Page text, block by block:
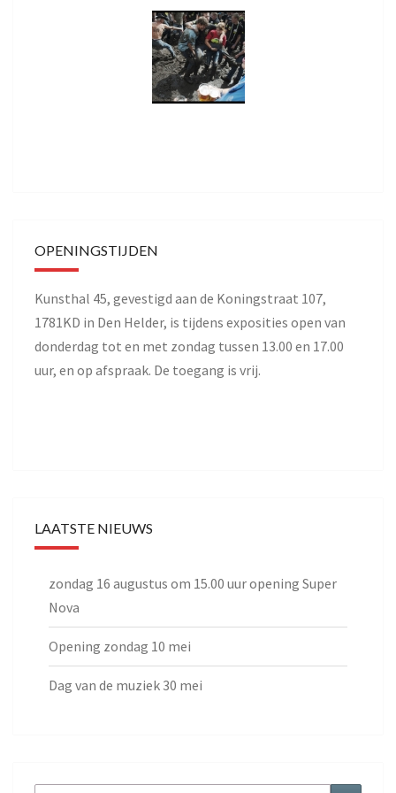
OPENINGSTIJDEN
Kunsthal 45, gevestigd aan de Koningstraat 107,
1781KD in Den Helder, is tijdens exposities open van
donderdag tot en met zondag tussen 13.00 en 17.00
uur, en op afspraak. De toegang is vrij.
LAATSTE NIEUWS
zondag 16 augustus om 15.00 uur opening Super
Nova
Opening zondag 10 mei
Dag van de muziek 30 mei